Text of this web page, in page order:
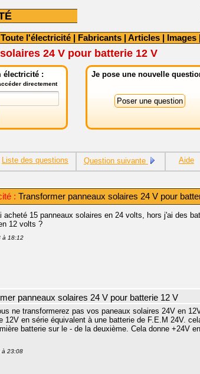
Toute l'électricité | Fabricants | Articles | Images |
24 V pour batterie 12 V
électricité :
directement
Je pose une nouvelle
Liste des questions Question suivante Aide
: Transformer panneaux solaires 24 V pour
acheté 15 panneaux solaires en 24 volts, hors j'ai des
12 volts ?
à 18:12
panneaux solaires 24 V pour batterie 12 V
ne transformerez pas vos paneaux solaires 24V en
12V en série équivalent à une batterie de F.E.M 24V.
batterie sur le - de la deuxième. Cela donne +24V
à 23:08